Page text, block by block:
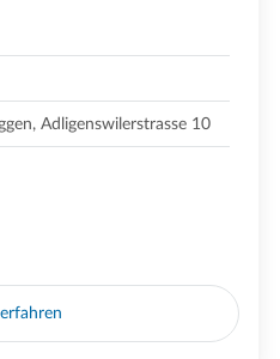
Adligenswilerstrasse 10